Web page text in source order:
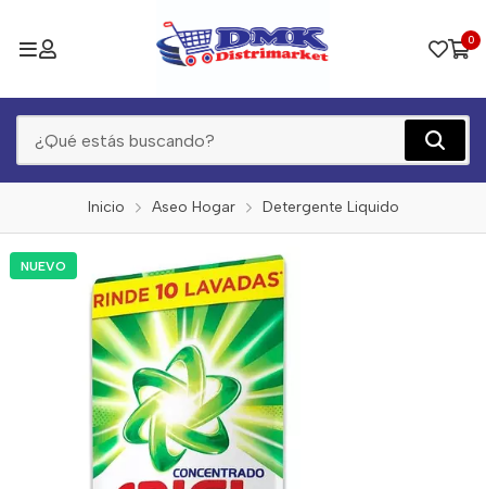
0
Inicio Aseo Hogar Detergente Liquido
NUEVO